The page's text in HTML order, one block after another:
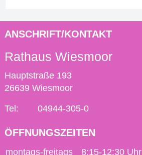
ANSCHRIFT/KONTAKT
Rathaus Wiesmoor
Hauptstraße 193
26639 Wiesmoor
Tel: 04944-305-0
ÖFFNUNGSZEITEN
montags-freitags
8:15-12:30 Uhr